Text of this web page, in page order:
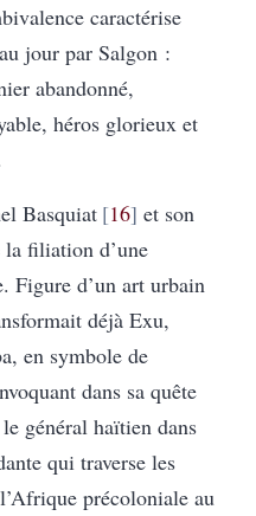
caractérise
jour par Salgon :
abandonné,
héros glorieux et
Basquiat 16 et son
filiation d’une
Figure d’un art urbain
déjà Exu,
en symbole de
dans sa quête
général haïtien dans
qui traverse les
précoloniale au